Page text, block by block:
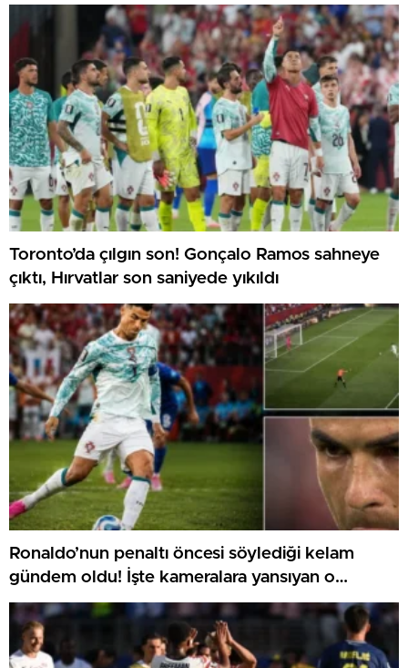
Toronto’da çılgın son! Gonçalo Ramos sahneye
çıktı, Hırvatlar son saniyede yıkıldı
Ronaldo’nun penaltı öncesi söylediği kelam
gündem oldu! İşte kameralara yansıyan o
görüntü…